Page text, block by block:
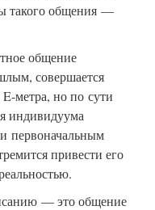
такого общения —
общение
совершается
метра, но по сути
индивидуума
первоначальным
привести его
— это общение